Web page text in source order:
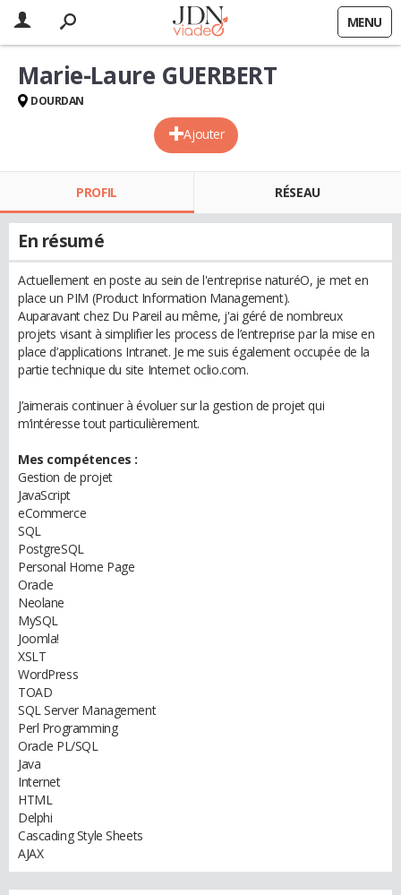
MENU
Ajouter
Marie-Laure GUERBERT
DOURDAN
PROFIL RÉSEAU
En résumé
Actuellement en poste au sein de l'entreprise naturéO, je met en
place un PIM (Product Information Management).
Auparavant chez Du Pareil au même, j'ai géré de nombreux
projets visant à simplifier les process de l’entreprise par la mise en
place d’applications Intranet. Je me suis également occupée de la
partie technique du site Internet oclio.com.
J’aimerais continuer à évoluer sur la gestion de projet qui
m’intéresse tout particulièrement.
Mes compétences :
Gestion de projet
JavaScript
eCommerce
SQL
PostgreSQL
Personal Home Page
Oracle
Neolane
MySQL
Joomla!
XSLT
WordPress
TOAD
SQL Server Management
Perl Programming
Oracle PL/SQL
Java
Internet
HTML
Delphi
Cascading Style Sheets
AJAX